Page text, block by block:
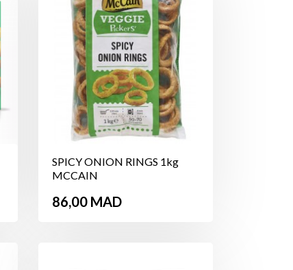
SPICY ONION RINGS 1kg
MCCAIN
Prix
86,00 MAD